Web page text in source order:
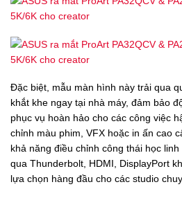
Đặc biệt, mẫu màn hình này trải qua
khắt khe ngay tại nhà máy, đảm bảo
phục vụ hoàn hảo cho các công việc
chỉnh màu phim, VFX hoặc in ấn cao
khả năng điều chỉnh công thái học
qua Thunderbolt, HDMI, DisplayPort
lựa chọn hàng đầu cho các studio